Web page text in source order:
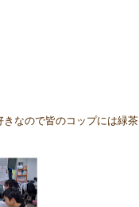
なので皆のコップには緑茶